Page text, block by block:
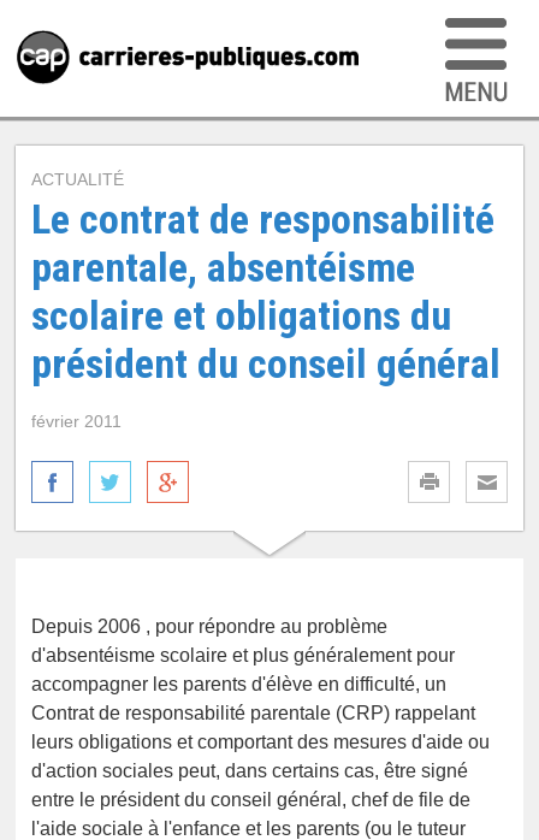
ACTUALITÉ
Le contrat de responsabilité
parentale, absentéisme
scolaire et obligations du
président du conseil général
février 2011
Depuis 2006 , pour répondre au problème
d'absentéisme scolaire et plus généralement pour
accompagner les parents d'élève en difficulté, un
Contrat de responsabilité parentale (CRP) rappelant
leurs obligations et comportant des mesures d'aide ou
d'action sociales peut, dans certains cas, être signé
entre le président du conseil général, chef de file de
l'aide sociale à l'enfance et les parents (ou le tuteur